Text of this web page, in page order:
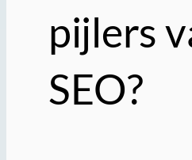
pijlers
SEO?